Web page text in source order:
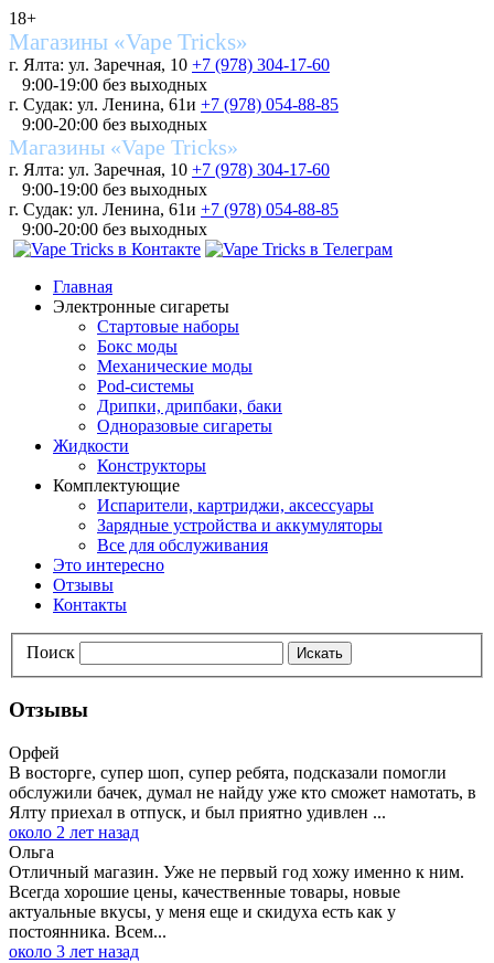
18+
Магазины «Vape Tricks»
г. Ялта: ул. Заречная, 10 +7 (978) 304-17-60
9:00-19:00 без выходных
г. Судак: ул. Ленина, 61и +7 (978) 054-88-85
9:00-20:00 без выходных
Магазины «Vape Tricks»
г. Ялта: ул. Заречная, 10 +7 (978) 304-17-60
9:00-19:00 без выходных
г. Судак: ул. Ленина, 61и +7 (978) 054-88-85
9:00-20:00 без выходных
Главная
Электронные сигареты
Стартовые наборы
Бокс моды
Механические моды
Pod-системы
Дрипки, дрипбаки, баки
Одноразовые сигареты
Жидкости
Конструкторы
Комплектующие
Испарители, картриджи, аксессуары
Зарядные устройства и аккумуляторы
Все для обслуживания
Это интересно
Отзывы
Контакты
Поиск Искать
Отзывы
Орфей
В восторге, супер шоп, супер ребята, подсказали помогли
обслужили бачек, думал не найду уже кто сможет намотать, в
Ялту приехал в отпуск, и был приятно удивлен ...
около 2 лет назад
Ольга
Отличный магазин. Уже не первый год хожу именно к ним.
Всегда хорошие цены, качественные товары, новые
актуальные вкусы, у меня еще и скидуха есть как у
постоянника. Всем...
около 3 лет назад